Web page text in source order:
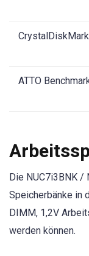
CrystalDiskMark
ATTO
Die NUC7i3BNK /
Speicherbänke in
DIMM, 1,2V
werden können.